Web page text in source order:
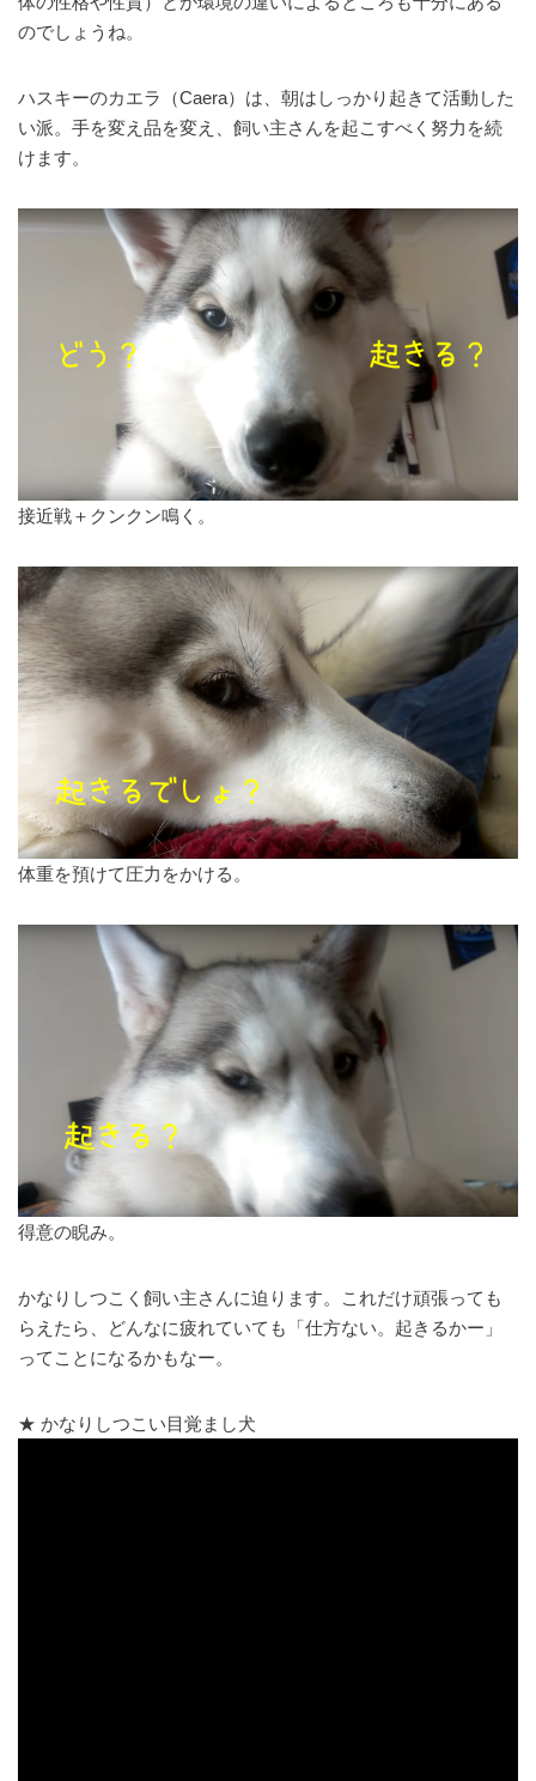
のでしょうね。
ハスキーのカエラ（Caera）は、朝はしっかり起きて活動した
い派。手を変え品を変え、飼い主さんを起こすべく努力を続
けます。
接近戦＋クンクン鳴く。
体重を預けて圧力をかける。
得意の睨み。
かなりしつこく飼い主さんに迫ります。これだけ頑張っても
らえたら、どんなに疲れていても「仕方ない。起きるかー」
ってことになるかもなー。
★ かなりしつこい目覚まし犬